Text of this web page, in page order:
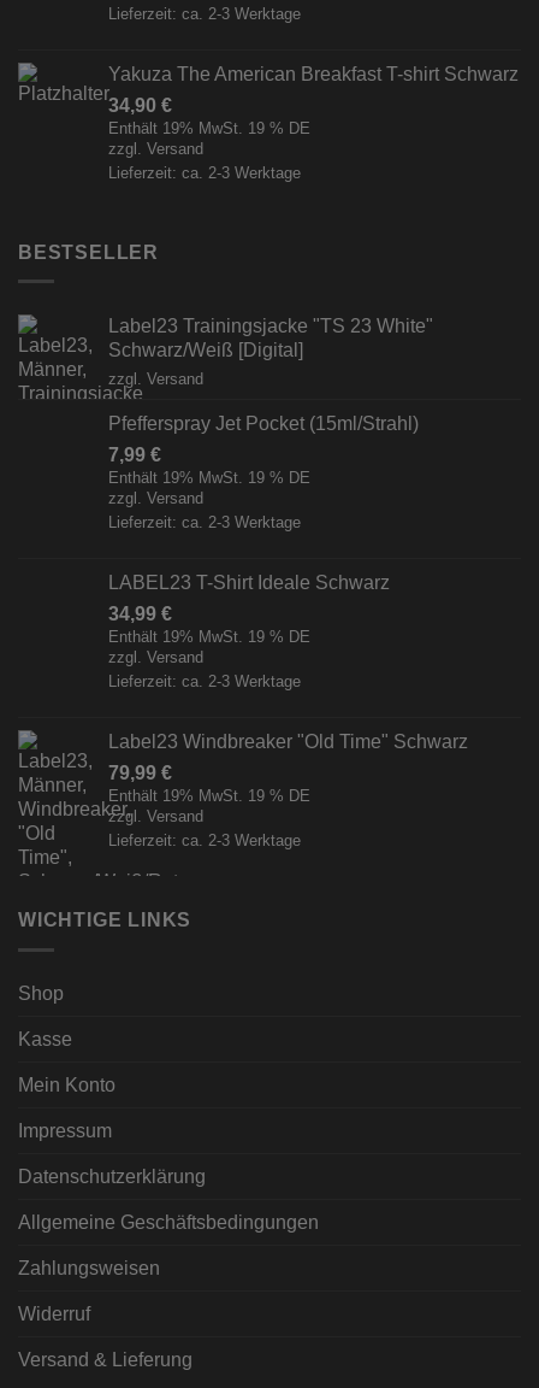
Lieferzeit: ca. 2-3 Werktage
Yakuza The American Breakfast T-shirt Schwarz
34,90 €
Enthält 19% MwSt. 19 % DE
zzgl. Versand
Lieferzeit: ca. 2-3 Werktage
BESTSELLER
Label23 Trainingsjacke "TS 23 White"
Schwarz/Weiß [Digital]
zzgl. Versand
Pfefferspray Jet Pocket (15ml/Strahl)
7,99 €
Enthält 19% MwSt. 19 % DE
zzgl. Versand
Lieferzeit: ca. 2-3 Werktage
LABEL23 T-Shirt Ideale Schwarz
34,99 €
Enthält 19% MwSt. 19 % DE
zzgl. Versand
Lieferzeit: ca. 2-3 Werktage
Label23 Windbreaker "Old Time" Schwarz
79,99 €
Enthält 19% MwSt. 19 % DE
zzgl. Versand
Lieferzeit: ca. 2-3 Werktage
WICHTIGE LINKS
Shop
Kasse
Mein Konto
Impressum
Datenschutzerklärung
Allgemeine Geschäftsbedingungen
Zahlungsweisen
Widerruf
Versand & Lieferung